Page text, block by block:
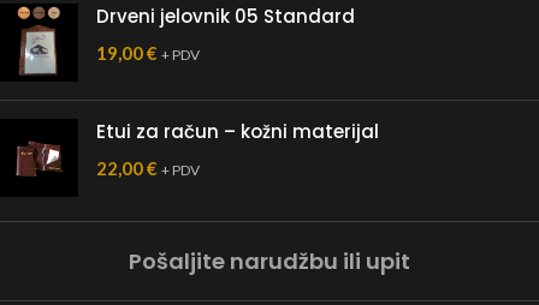
Drveni jelovnik 05 Standard
19,00€ + PDV
Etui za račun – kožni materijal
22,00€ + PDV
Pošaljite narudžbu ili upit